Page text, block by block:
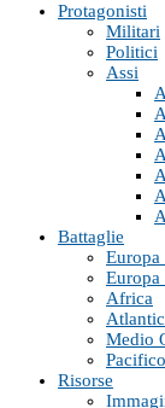
Protagonisti
Militari
Politici
Assi
Battaglie
Europa
Europa
Africa
Medio
Pacifico
Risorse